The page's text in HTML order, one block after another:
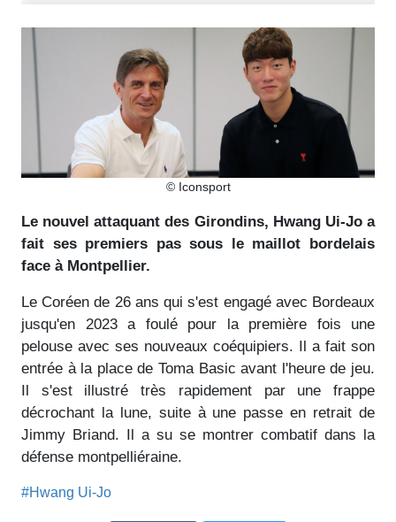
© Iconsport
Le nouvel attaquant des Girondins, Hwang Ui-Jo a
fait ses premiers pas sous le maillot bordelais
face à Montpellier.
Le Coréen de 26 ans qui s'est engagé avec Bordeaux
jusqu'en 2023 a foulé pour la première fois une
pelouse avec ses nouveaux coéquipiers. Il a fait son
entrée à la place de Toma Basic avant l'heure de jeu.
Il s'est illustré très rapidement par une frappe
décrochant la lune, suite à une passe en retrait de
Jimmy Briand. Il a su se montrer combatif dans la
défense montpelliéraine.
#Hwang Ui-Jo